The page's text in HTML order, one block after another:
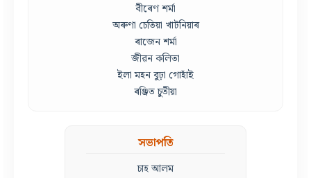
বীৰেণ শৰ্মা
অৰুণা চেতিয়া খাটনিয়াৰ
ৰাজেন শৰ্মা
জীৱন কলিতা
ইলা মহন বুঢ়া গোহাঁই
ৰঞ্জিত চুতীয়া
সভাপতি
চাহ আলম